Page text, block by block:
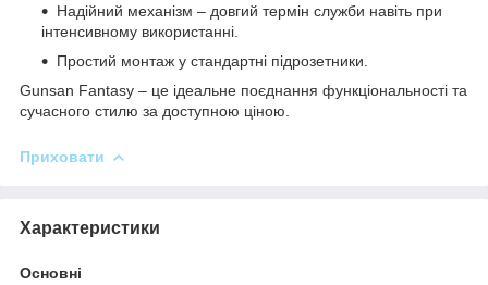
Надійний механізм – довгий термін служби навіть при
інтенсивному використанні.
Простий монтаж у стандартні підрозетники.
Gunsan Fantasy – це ідеальне поєднання функціональності та
сучасного стилю за доступною ціною.
Приховати
Характеристики
Основні